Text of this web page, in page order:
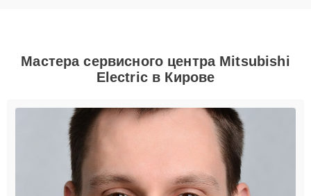
Мастера сервисного центра Mitsubishi
Electric в Кирове